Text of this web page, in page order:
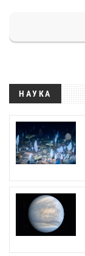
НАУКА